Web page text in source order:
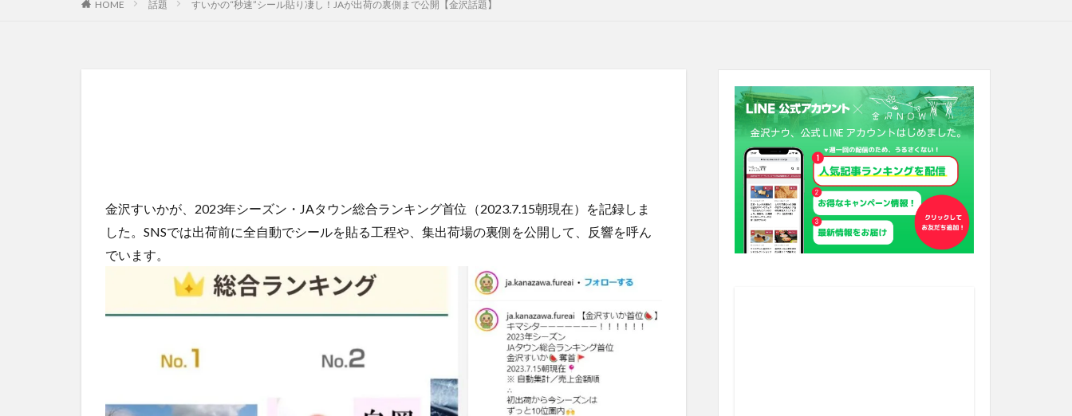
HOME 話題 すいかの“秒速”シール貼り凄し！JAが出荷の裏側まで公開【金沢話題】
金沢すいかが、2023年シーズン・JAタウン総合ランキング首位（2023.7.15朝現在）を記録しま
した。SNSでは出荷前に全自動でシールを貼る工程や、集出荷場の裏側を公開して、反響を呼ん
でいます。